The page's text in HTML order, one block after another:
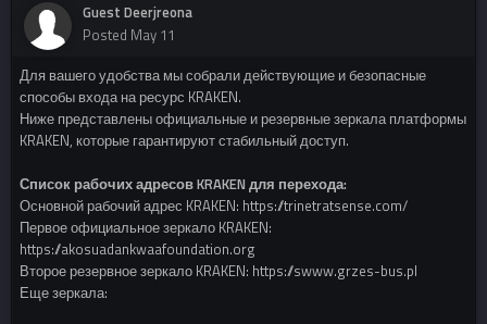
Guest Deerjreona
Posted May 11
Для вашего удобства мы собрали действующие и безопасные
способы входа на ресурс KRAKEN.
Ниже представлены официальные и резервные зеркала платформы
KRAKEN, которые гарантируют стабильный доступ.
Список рабочих адресов KRAKEN для перехода:
Основной рабочий адрес KRAKEN: https://trinetratsense.com/
Первое официальное зеркало KRAKEN:
https://akosuadankwaafoundation.org
Второе резервное зеркало KRAKEN: https://swww.grzes-bus.pl
Еще зеркала: